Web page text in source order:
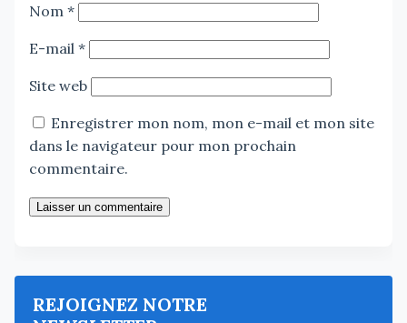
Nom *
E-mail *
Site web
Enregistrer mon nom, mon e-mail et mon site
dans le navigateur pour mon prochain
commentaire.
Laisser un commentaire
REJOIGNEZ NOTRE